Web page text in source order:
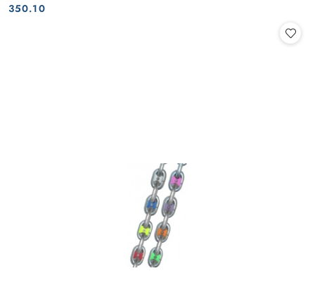
Cena:
Cena:
350.10